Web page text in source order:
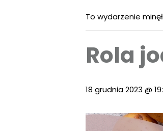
To wydarzenie
Rola
18 grudnia 2023 @